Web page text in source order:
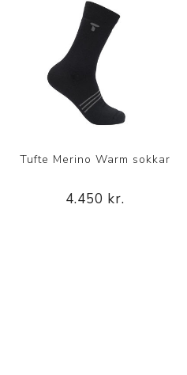
Tufte Merino Warm sokkar
4.450 kr.